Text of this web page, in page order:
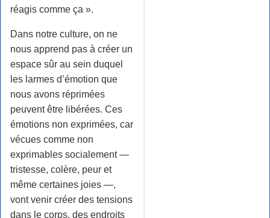
réagis comme ça ».
Dans notre culture, on ne
nous apprend pas à créer un
espace sûr au sein duquel
les larmes d’émotion que
nous avons réprimées
peuvent être libérées. Ces
émotions non exprimées, car
vécues comme non
exprimables socialement —
tristesse, colère, peur et
même certaines joies —,
vont venir créer des tensions
dans le corps, des endroits